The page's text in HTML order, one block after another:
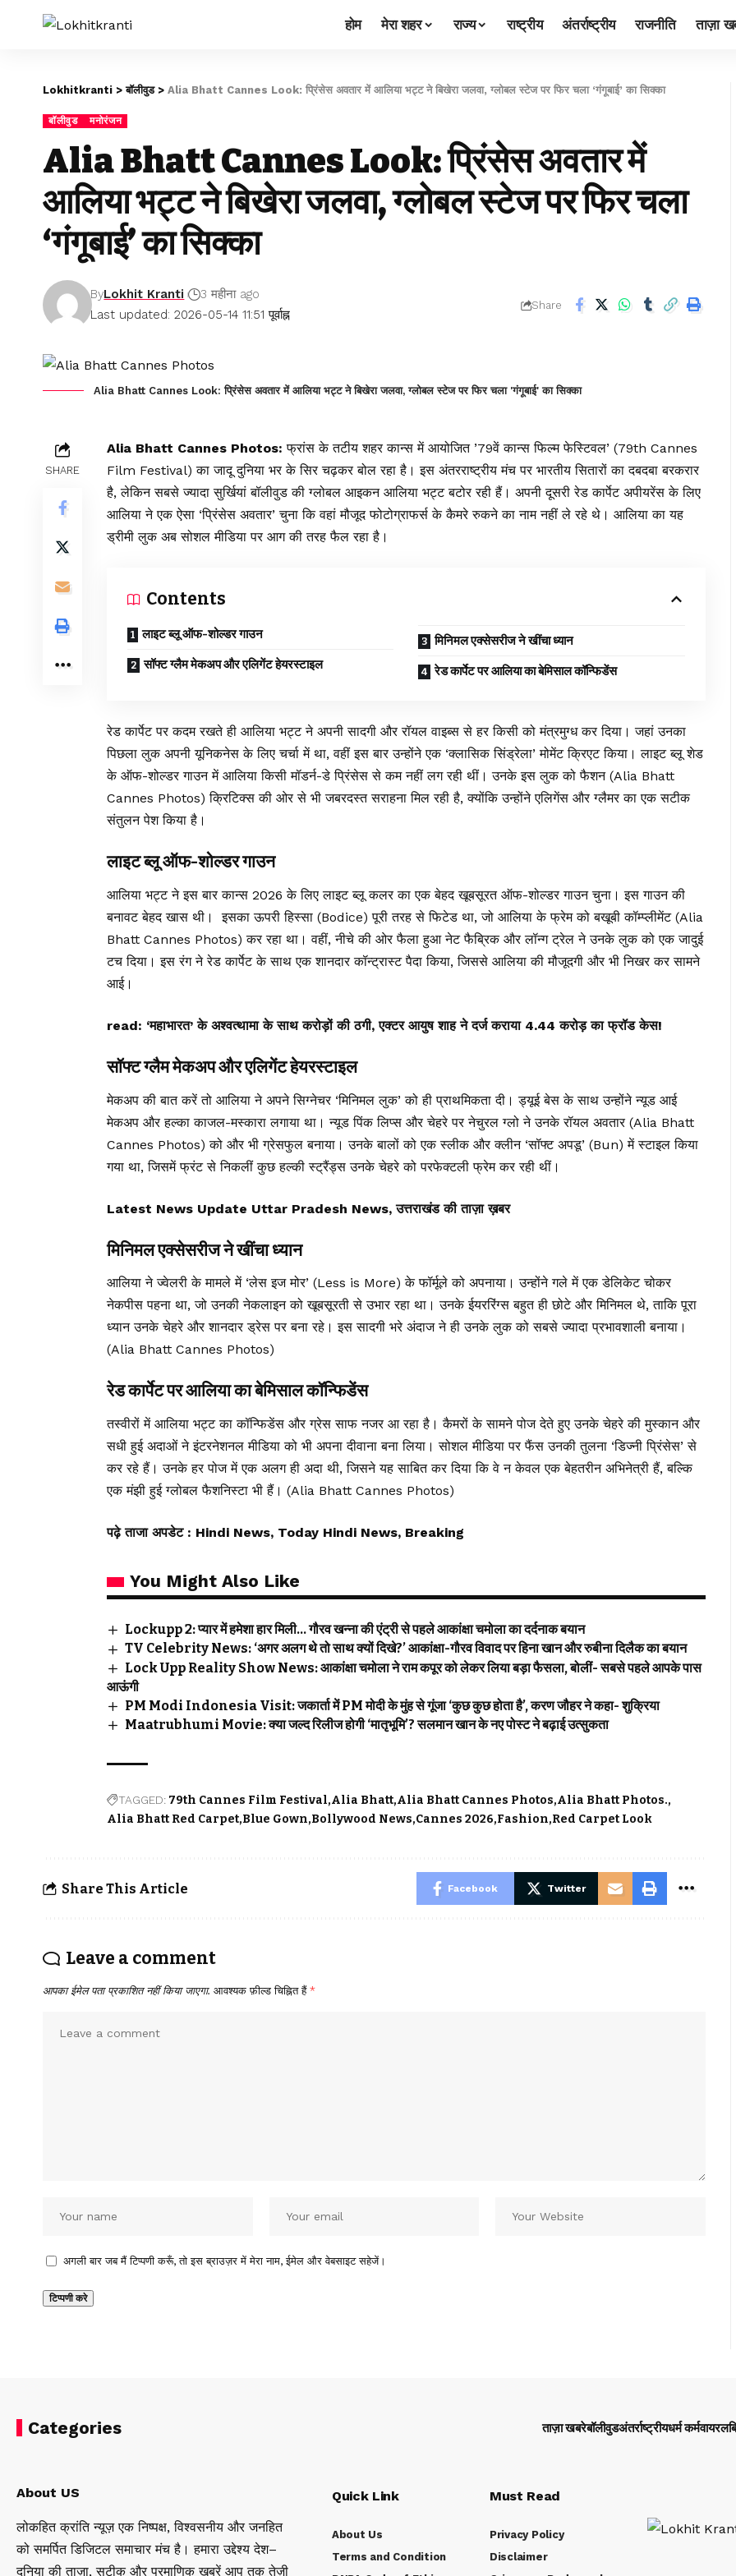
होम मेरा शहर राज्य राष्ट्रीय अंतर्राष्ट्रीय राजनीति ताज़ा
Lokhitkranti >बॉलीवुड> Alia Bhatt Cannes Look: प्रिंसेस अवतार में आलिया भट्ट ने बिखेरा जलवा, ग्लोबल स्टेज पर फिर चला ‘गंगूबाई’ का सिक्का
बॉलीवुड मनोरंजन
Alia Bhatt Cannes Look: प्रिंसेस अवतार में
आलिया भट्ट ने बिखेरा जलवा, ग्लोबल स्टेज पर फिर चला
‘गंगूबाई’ का सिक्का
Last updated: 2026-05-14 11:51 पूर्वाह्न
ByLokhit Kranti 3 महीना ago
Share
Alia Bhatt Cannes Look: प्रिंसेस अवतार में आलिया भट्ट ने बिखेरा जलवा, ग्लोबल स्टेज पर फिर चला 'गंगूबाई' का सिक्का
SHARE
Alia Bhatt Cannes Photos: फ्रांस के तटीय शहर कान्स में आयोजित ’79वें कान्स फिल्म फेस्टिवल’ (79th Cannes
Film Festival) का जादू दुनिया भर के सिर चढ़कर बोल रहा है। इस अंतरराष्ट्रीय मंच पर भारतीय सितारों का दबदबा बरकरार
है, लेकिन सबसे ज्यादा सुर्खियां बॉलीवुड की ग्लोबल आइकन आलिया भट्ट बटोर रही हैं। अपनी दूसरी रेड कार्पेट अपीयरेंस के लिए
आलिया ने एक ऐसा ‘प्रिंसेस अवतार’ चुना कि वहां मौजूद फोटोग्राफर्स के कैमरे रुकने का नाम नहीं ले रहे थे। आलिया का यह
ड्रीमी लुक अब सोशल मीडिया पर आग की तरह फैल रहा है।
Contents
लाइट ब्लू ऑफ-शोल्डर गाउन
सॉफ्ट ग्लैम मेकअप और एलिगेंट हेयरस्टाइल
मिनिमल एक्सेसरीज ने खींचा ध्यान
रेड कार्पेट पर आलिया का बेमिसाल कॉन्फिडेंस
रेड कार्पेट पर कदम रखते ही आलिया भट्ट ने अपनी सादगी और रॉयल वाइब्स से हर किसी को मंत्रमुग्ध कर दिया। जहां उनका
पिछला लुक अपनी यूनिकनेस के लिए चर्चा में था, वहीं इस बार उन्होंने एक ‘क्लासिक सिंड्रेला’ मोमेंट क्रिएट किया। लाइट ब्लू शेड
के ऑफ-शोल्डर गाउन में आलिया किसी मॉडर्न-डे प्रिंसेस से कम नहीं लग रही थीं। उनके इस लुक को फैशन (Alia Bhatt
Cannes Photos) क्रिटिक्स की ओर से भी जबरदस्त सराहना मिल रही है, क्योंकि उन्होंने एलिगेंस और ग्लैमर का एक सटीक
संतुलन पेश किया है।
लाइट ब्लू ऑफ-शोल्डर गाउन
आलिया भट्ट ने इस बार कान्स 2026 के लिए लाइट ब्लू कलर का एक बेहद खूबसूरत ऑफ-शोल्डर गाउन चुना। इस गाउन की
बनावट बेहद खास थी। इसका ऊपरी हिस्सा (Bodice) पूरी तरह से फिटेड था, जो आलिया के फ्रेम को बखूबी कॉम्प्लीमेंट (Alia
Bhatt Cannes Photos) कर रहा था। वहीं, नीचे की ओर फैला हुआ नेट फैब्रिक और लॉन्ग ट्रेल ने उनके लुक को एक जादुई
टच दिया। इस रंग ने रेड कार्पेट के साथ एक शानदार कॉन्ट्रास्ट पैदा किया, जिससे आलिया की मौजूदगी और भी निखर कर सामने
आई।
read: ‘महाभारत’ के अश्वत्थामा के साथ करोड़ों की ठगी, एक्टर आयुष शाह ने दर्ज कराया 4.44 करोड़ का फ्रॉड केस!
सॉफ्ट ग्लैम मेकअप और एलिगेंट हेयरस्टाइल
मेकअप की बात करें तो आलिया ने अपने सिग्नेचर ‘मिनिमल लुक’ को ही प्राथमिकता दी। ड्यूई बेस के साथ उन्होंने न्यूड आई
मेकअप और हल्का काजल-मस्कारा लगाया था। न्यूड पिंक लिप्स और चेहरे पर नेचुरल ग्लो ने उनके रॉयल अवतार (Alia Bhatt
Cannes Photos) को और भी ग्रेसफुल बनाया। उनके बालों को एक स्लीक और क्लीन ‘सॉफ्ट अपडू’ (Bun) में स्टाइल किया
गया था, जिसमें फ्रंट से निकलीं कुछ हल्की स्ट्रैंड्स उनके चेहरे को परफेक्टली फ्रेम कर रही थीं।
Latest News Update Uttar Pradesh News, उत्तराखंड की ताज़ा ख़बर
मिनिमल एक्सेसरीज ने खींचा ध्यान
आलिया ने ज्वेलरी के मामले में ‘लेस इज मोर’ (Less is More) के फॉर्मूले को अपनाया। उन्होंने गले में एक डेलिकेट चोकर
नेकपीस पहना था, जो उनकी नेकलाइन को खूबसूरती से उभार रहा था। उनके ईयररिंग्स बहुत ही छोटे और मिनिमल थे, ताकि पूरा
ध्यान उनके चेहरे और शानदार ड्रेस पर बना रहे। इस सादगी भरे अंदाज ने ही उनके लुक को सबसे ज्यादा प्रभावशाली बनाया।
(Alia Bhatt Cannes Photos)
रेड कार्पेट पर आलिया का बेमिसाल कॉन्फिडेंस
तस्वीरों में आलिया भट्ट का कॉन्फिडेंस और ग्रेस साफ नजर आ रहा है। कैमरों के सामने पोज देते हुए उनके चेहरे की मुस्कान और
सधी हुई अदाओं ने इंटरनेशनल मीडिया को भी अपना दीवाना बना लिया। सोशल मीडिया पर फैंस उनकी तुलना ‘डिज्नी प्रिंसेस’ से
कर रहे हैं। उनके हर पोज में एक अलग ही अदा थी, जिसने यह साबित कर दिया कि वे न केवल एक बेहतरीन अभिनेत्री हैं, बल्कि
एक मंझी हुई ग्लोबल फैशनिस्टा भी हैं। (Alia Bhatt Cannes Photos)
पढ़े ताजा अपडेट : Hindi News, Today Hindi News, Breaking
You Might Also Like
Lockupp 2: प्यार में हमेशा हार मिली… गौरव खन्ना की एंट्री से पहले आकांक्षा चमोला का दर्दनाक बयान
TV Celebrity News: ‘अगर अलग थे तो साथ क्यों दिखे?’ आकांक्षा-गौरव विवाद पर हिना खान और रुबीना दिलैक का बयान
Lock Upp Reality Show News: आकांक्षा चमोला ने राम कपूर को लेकर लिया बड़ा फैसला, बोलीं- सबसे पहले आपके पास
आऊंगी
PM Modi Indonesia Visit: जकार्ता में PM मोदी के मुंह से गूंजा ‘कुछ कुछ होता है’, करण जौहर ने कहा- शुक्रिया
Maatrubhumi Movie: क्या जल्द रिलीज होगी ‘मातृभूमि’? सलमान खान के नए पोस्ट ने बढ़ाई उत्सुकता
TAGGED: 79th Cannes Film Festival Alia Bhatt Alia Bhatt Cannes Photos Alia Bhatt Photos.
Alia Bhatt Red Carpet Blue Gown Bollywood News Cannes 2026 Fashion Red Carpet Look
Share This Article Facebook Twitter
Leave a comment
आपका ईमेल पता प्रकाशित नहीं किया जाएगा. आवश्यक फ़ील्ड चिह्नित हैं *
अगली बार जब मैं टिप्पणी करूँ, तो इस ब्राउज़र में मेरा नाम, ईमेल और वेबसाइट सहेजें।
Categories ताज़ा खबरेबॉलीवुडअंतर्राष्ट्रीयधर्म कर्मवायरल
About US
लोकहित क्रांति न्यूज़ एक निष्पक्ष, विश्वसनीय और जनहित
को समर्पित डिजिटल समाचार मंच है। हमारा उद्देश्य देश–
दुनिया की ताज़ा, सटीक और प्रमाणिक ख़बरें आप तक तेज़ी
Quick Link
About Us
Terms and Condition
Must Read
Privacy Policy
Disclaimer